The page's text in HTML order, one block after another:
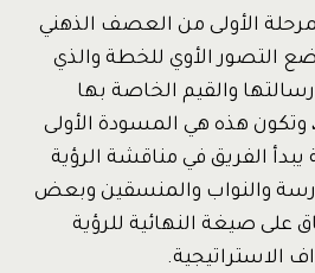
الأولى من العصف الذهني
التصور الأوي للخطة والذي
والقيم الخاصة بها
وتكون هذه هي المسودة الأولى
الفريق في مناقشة الرؤية
والنواب والمنسقين وبعض
على صيغة النهائية للرؤية
الاستراتيجية.